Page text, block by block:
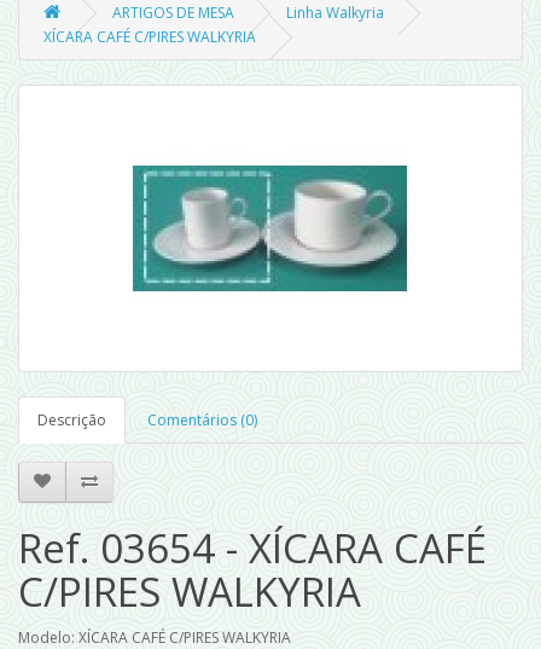
ARTIGOS DE MESA
Linha Walkyria
XÍCARA CAFÉ C/PIRES WALKYRIA
Descrição Comentários (0)
Ref. 03654 - XÍCARA CAFÉ
C/PIRES WALKYRIA
Modelo: XÍCARA CAFÉ C/PIRES WALKYRIA